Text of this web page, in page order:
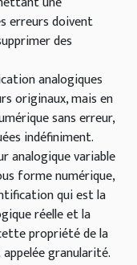
erreurs doivent
des
analogiques
originaux, mais en
sans erreur,
indéfiniment.
analogique variable
forme numérique,
qui est la
réelle et la
propriété de la
granularité.